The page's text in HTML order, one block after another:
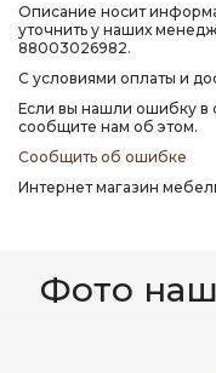
Описание носит
уточнить у наших
88003026982.
С условиями оплаты и
Если вы нашли ошибку в
сообщите нам об этом.
Сообщить об ошибке
Интернет магазин
Фото